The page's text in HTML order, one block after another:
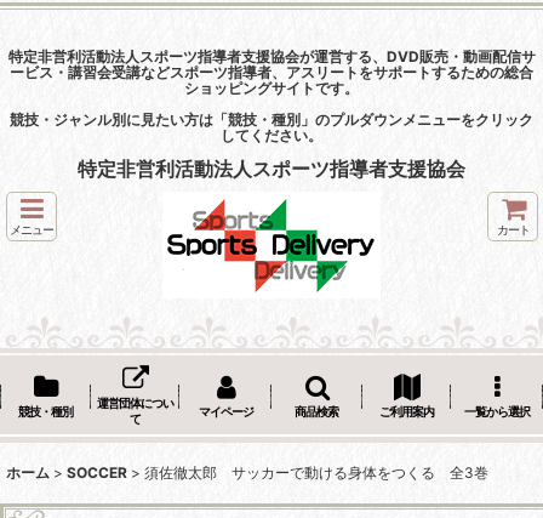
特定非営利活動法人スポーツ指導者支援協会が運営する、DVD販売・動画配信サ
ービス・講習会受講などスポーツ指導者、アスリートをサポートするための総合
ショッピングサイトです。
競技・ジャンル別に見たい方は「競技・種別」のプルダウンメニューをクリック
してください。
特定非営利活動法人スポーツ指導者支援協会
メニュー カート
競技・種別
運営団体につい
て
マイページ 商品検索 ご利用案内 一覧から選択
ホーム > SOCCER > 須佐徹太郎 サッカーで動ける身体をつくる 全3巻